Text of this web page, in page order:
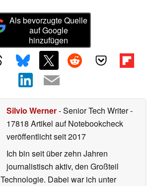
Als bevorzugte Quelle
auf Google
hinzufügen
Silvio Werner- Senior Tech Writer-
17818 Artikel auf Notebookcheck
veröffentlichtseit 2017
Ich bin seit über zehn Jahren
journalistisch aktiv, den Großteil
Dabei war ich unter